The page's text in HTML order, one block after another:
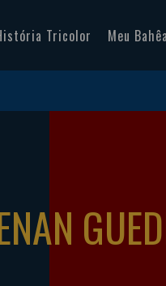
Tricolor Meu Bahêa